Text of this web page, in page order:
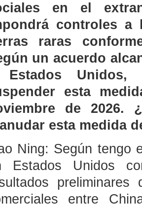
en el
controles a
raras
un acuerdo
Unidos,
esta
de 2026.
esta medida
Ning: Según tengo
Estados Unidos
entre